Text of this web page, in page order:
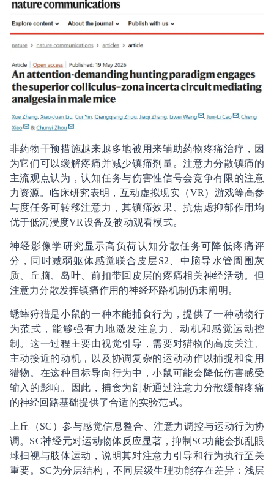
非药物干预措施越来越多地被用来辅助药物疼痛治疗，因
为它们可以缓解疼痛并减少镇痛剂量。注意力分散镇痛的
主流观点认为，认知任务与伤害性信号会竞争有限的注意
力资源。临床研究表明，互动虚拟现实（VR）游戏等高参
与度任务可转移注意力，其镇痛效果、抗焦虑抑郁作用均
优于低沉浸度VR设备及被动观看模式。
神经影像学研究显示高负荷认知分散任务可降低疼痛评
分，同时减弱躯体感觉联合皮层S2、中脑导水管周围灰
质、丘脑、岛叶、前扣带回皮层的疼痛相关神经活动。但
注意力分散发挥镇痛作用的神经环路机制仍未阐明。
蟋蟀狩猎是小鼠的一种本能捕食行为，提供了一种动物行
为范式，能够强有力地激发注意力、动机和感觉运动控
制。这一过程主要由视觉引导，需要对猎物的高度关注、
主动接近的动机，以及协调复杂的运动动作以捕捉和食用
猎物。在这种目标导向行为中，小鼠可能会降低伤害感受
输入的影响。因此，捕食为剖析通过注意力分散缓解疼痛
的神经回路基础提供了合适的实验范式。
上丘（SC）参与感觉信息整合、注意力调控与运动行为协
调。SC神经元对运动物体反应显著，抑制SC功能会扰乱眼
球扫视与肢体运动，说明其对注意力引导和行为执行至关
重要。SC为分层结构，不同层级生理功能存在差异：浅层